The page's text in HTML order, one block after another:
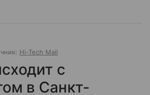
Hi-Tech Mail
с
в Санкт-